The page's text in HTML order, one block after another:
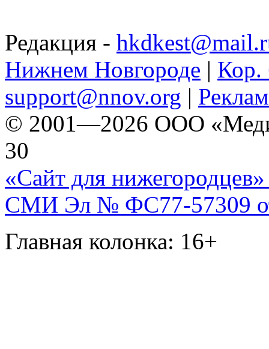
Редакция -
Нижнем Новгороде | Кор.
support@nnov.org |
© 2001—2026 ООО
30
«Сайт для нижегородцев»
СМИ Эл № ФС77-57309
Главная колонка: 16+